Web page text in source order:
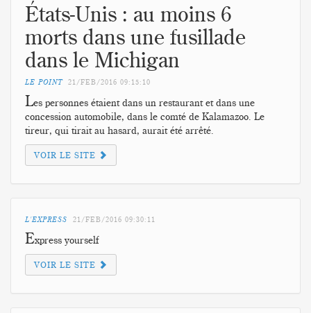
États-Unis : au moins 6
morts dans une fusillade
dans le Michigan
LE POINT 21/FEB/2016 09:15:10
Les personnes étaient dans un restaurant et dans une
concession automobile, dans le comté de Kalamazoo. Le
tireur, qui tirait au hasard, aurait été arrêté.
VOIR LE SITE
L'EXPRESS 21/FEB/2016 09:30:11
Express yourself
VOIR LE SITE